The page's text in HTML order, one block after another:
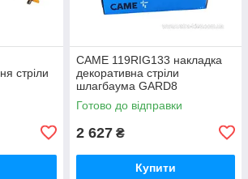
стріли
CAME 119RIG133 накладка
декоративна стріли
шлагбаума GARD8
запчастина для шлагбаума
Готово до відправки
2 627 ₴
Купити